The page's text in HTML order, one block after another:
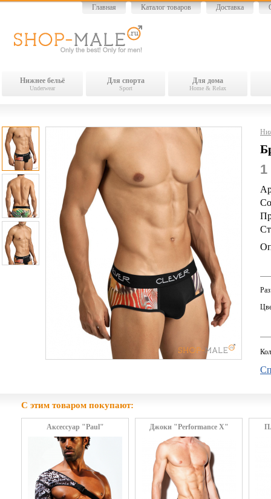
Главная Каталог товаров Доставка
Нижнее бельё
Underwear
Для спорта
Sport
Для дома
Home & Relax
С этим товаром покупают:
Аксессуар "Paul" Джоки "Performance X"